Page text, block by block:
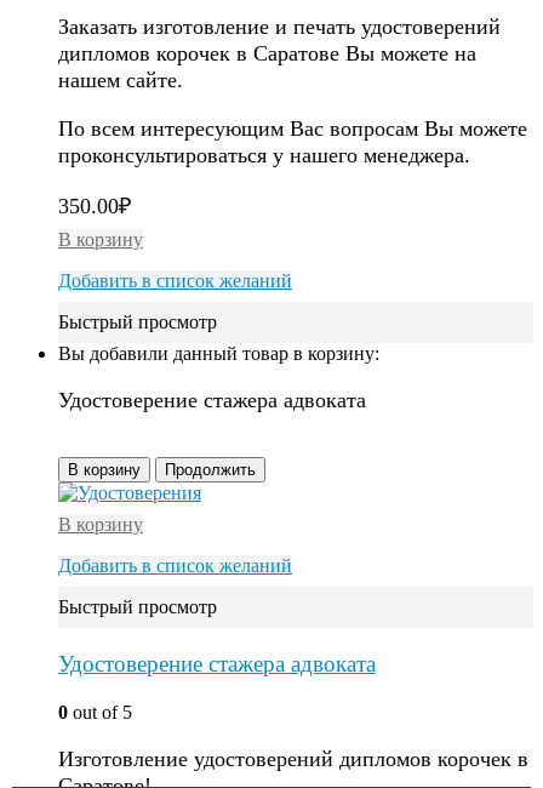
Заказать изготовление и печать удостоверений
дипломов корочек в Саратове Вы можете на
нашем сайте.
По всем интересующим Вас вопросам Вы можете
проконсультироваться у нашего менеджера.
350.00₽
В корзину
Добавить в список желаний
Быстрый просмотр
Вы добавили данный товар в корзину:
Удостоверение стажера адвоката
В корзину Продолжить
В корзину
Добавить в список желаний
Быстрый просмотр
Удостоверение стажера адвоката
0 out of 5
Изготовление удостоверений дипломов корочек в